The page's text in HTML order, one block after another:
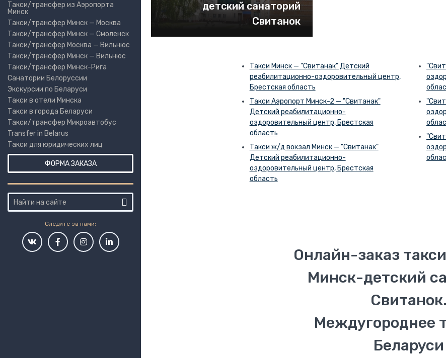
Такси/трансфер из Аэропорта
Минск
Такси/трансфер Минск — Москва
Такси/трансфер Минск — Смоленск
Такси/трансфер Москва — Вильнюс
Такси/трансфер Минск — Вильнюс
Такси/трансфер Минск-Рига
Санатории Белоруссии
Экскурсии по Беларуси
Такси в отели Минска
Такси в города Беларуси
Такси/трансфер Микроавтобус
Transfer in Belarus
Такси для юридических лиц
ФОРМА ЗАКАЗА
Следите за нами:
детский санаторий
Свитанок
Такси Минск — "Свитанак" Детский
реабилитационно-оздоровительный центр,
Брестская область
Такси Аэропорт Минск-2 — "Свитанак"
Детский реабилитационно-
оздоровительный центр, Брестская
область
Такси ж/д вокзал Минск — "Свитанак"
Детский реабилитационно-
оздоровительный центр, Брестская
область
Онлайн-заказ
Минск-детский
Свитанок.
Междугороднее
Беларуси